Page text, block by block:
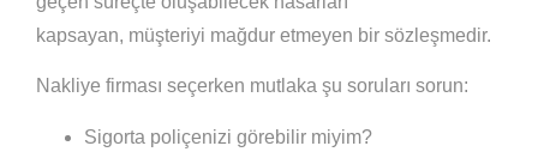
kapsayan, müşteriyi mağdur etmeyen bir sözleşmedir.
Nakliye firması seçerken mutlaka şu soruları sorun:
Sigorta poliçenizi görebilir miyim?